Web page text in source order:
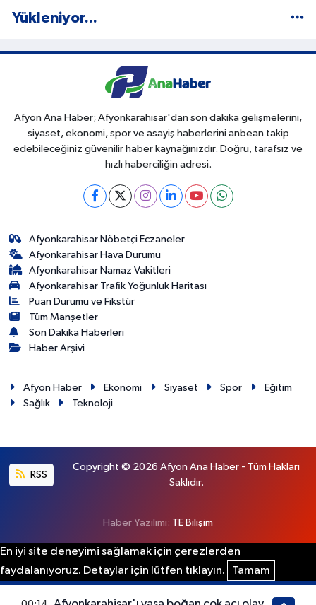
Yükleniyor...
Afyon Ana Haber; Afyonkarahisar'dan son dakika gelişmelerini,
siyaset, ekonomi, spor ve asayiş haberlerini anbean takip
edebileceğiniz güvenilir haber kaynağınızdır. Doğru, tarafsız ve
hızlı haberciliğin adresi.
Afyonkarahisar Nöbetçi Eczaneler
Afyonkarahisar Hava Durumu
Afyonkarahisar Namaz Vakitleri
Afyonkarahisar Trafik Yoğunluk Haritası
Puan Durumu ve Fikstür
Tüm Manşetler
Son Dakika Haberleri
Haber Arşivi
Afyon Haber Ekonomi Siyaset Spor
Eğitim
Sağlık
Teknoloji
RSS
Copyright © 2026 Afyon Ana Haber - Tüm Hakları
Saklıdır.
Haber Yazılımı: TE Bilişim
En iyi site deneyimi sağlamak için çerezlerden
faydalanıyoruz. Detaylar için lütfen tıklayın.
Tamam